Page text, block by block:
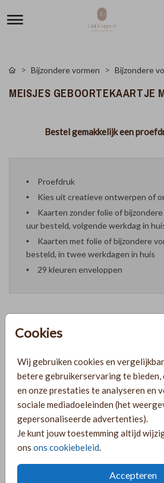
Cookies
Wij gebruiken cookies en
betere gebruikerservaring te
en onze prestaties te analyseren en
sociale mediadoeleinden (het
gepersonaliseerde advertenties).
Je kunt jouw toestemming altijd
ons ons cookiebeleid.
Accepteren
Bijzondere vormen Bijzondere
MEISJES GEBOORTEKAARTJE
Bestel gemakkelijk een
Proefdruk
Kies uit creatieve ontwerpen of
Kaarten zonder folie of
uur besteld, volgende werkdag in
Kaarten met folie of bijzondere
besteld, in twee werkdagen in huis
29 kleuren enveloppen
Formaten en prijzen
PRODUCTINFORMATIE
OMSCHRIJVING
Meisjes geboortekaartje met gans en